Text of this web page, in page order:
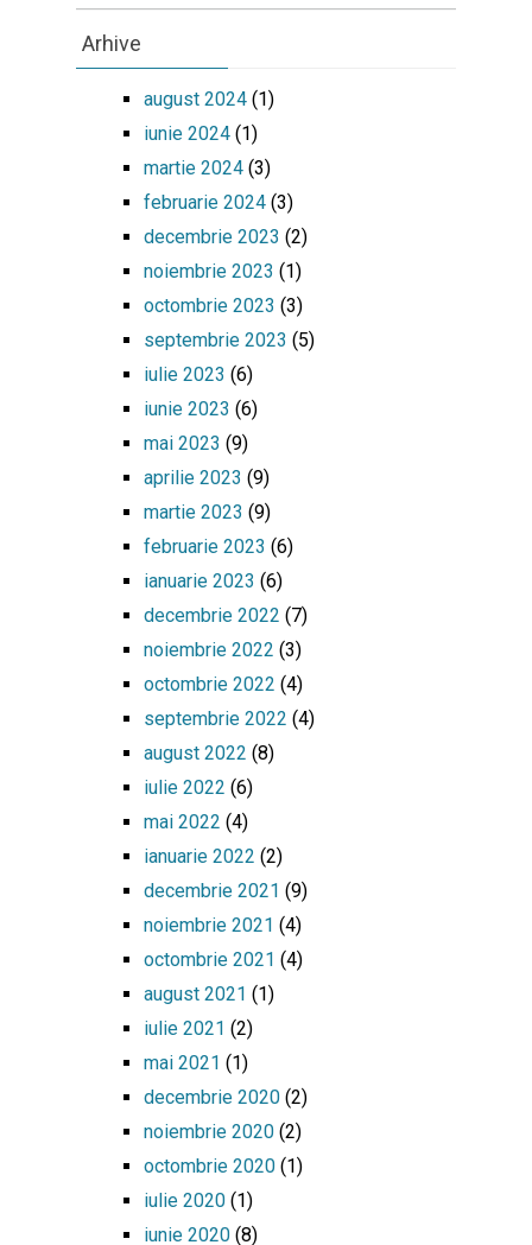
Arhive
august 2024(1)
iunie 2024(1)
martie 2024(3)
februarie 2024(3)
decembrie 2023 (2)
noiembrie 2023 (1)
octombrie 2023 (3)
septembrie 2023 (5)
iulie 2023 (6)
iunie 2023 (6)
mai 2023 (9)
aprilie 2023 (9)
martie 2023 (9)
februarie 2023 (6)
ianuarie 2023 (6)
decembrie 2022 (7)
noiembrie 2022 (3)
octombrie 2022 (4)
septembrie 2022 (4)
august 2022 (8)
iulie 2022 (6)
mai 2022 (4)
ianuarie 2022 (2)
decembrie 2021 (9)
noiembrie 2021 (4)
octombrie 2021 (4)
august 2021 (1)
iulie 2021 (2)
mai 2021 (1)
decembrie 2020(2)
noiembrie 2020(2)
octombrie 2020(1)
iulie 2020(1)
iunie 2020(8)